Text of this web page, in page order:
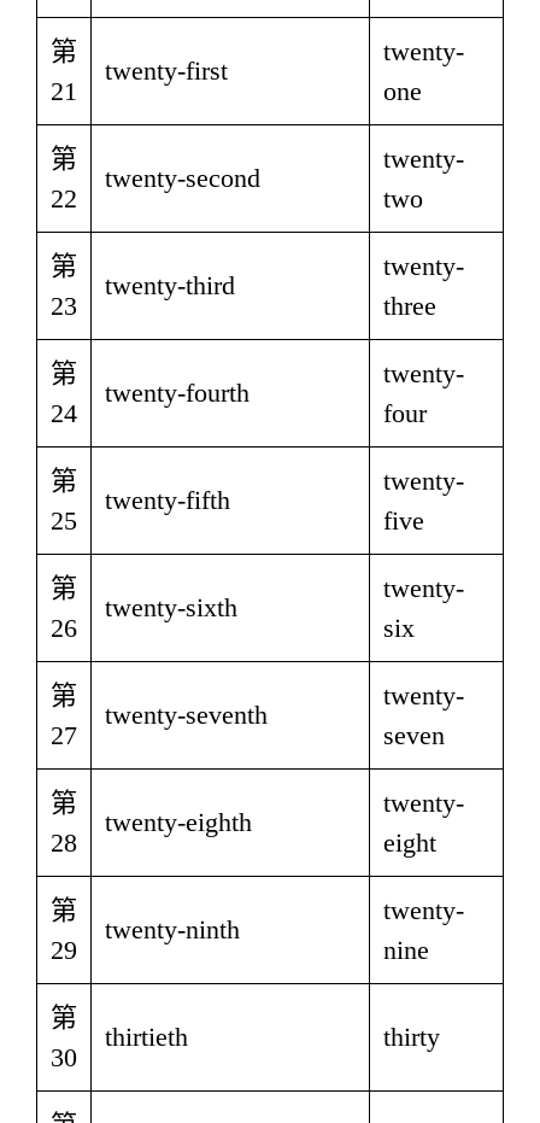
第
21
twenty-first
twenty-
one
第
22
twenty-second
twenty-
two
第
23
twenty-third
twenty-
three
第
24
twenty-fourth
twenty-
four
第
25
twenty-fifth
twenty-
five
第
26
twenty-sixth
twenty-
six
第
27
twenty-seventh
twenty-
seven
第
28
twenty-eighth
twenty-
eight
第
29
twenty-ninth
twenty-
nine
第
30
thirtieth thirty